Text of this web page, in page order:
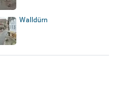
Walldürn